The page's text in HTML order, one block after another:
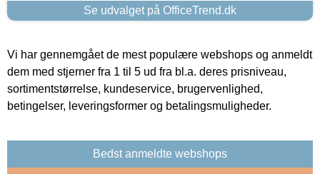
Se udvalget på OfficeTrend.dk
Vi har gennemgået de mest populære webshops og anmeldt
dem med stjerner fra 1 til 5 ud fra bl.a. deres prisniveau,
sortimentstørrelse, kundeservice, brugervenlighed,
betingelser, leveringsformer og betalingsmuligheder.
Bedst anmeldte webshops